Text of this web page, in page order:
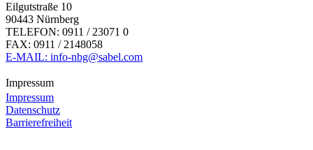
Eilgutstraße 10
90443 Nürnberg
TELEFON: 0911 / 23071 0
FAX: 0911 / 2148058
E-MAIL: info-nbg@sabel.com
Impressum
Impressum
Datenschutz
Barrierefreiheit